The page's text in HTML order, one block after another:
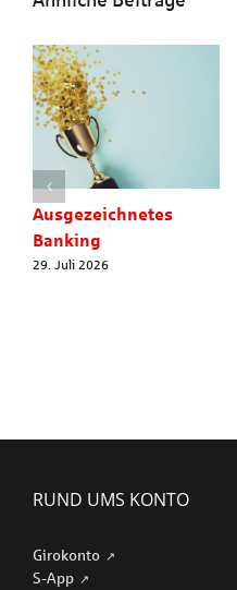
Ausgezeichnetes
Banking
29. Juli 2026
RUND UMS KONTO
Girokonto
S-App